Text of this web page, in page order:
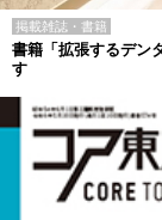
掲載雑誌・書籍
書籍「拡張するデン
す